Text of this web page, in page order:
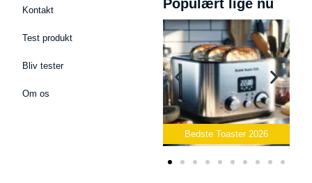
Kontakt
Test produkt
Bliv tester
Om os
Populært lige nu
Bedste Toaster 2026